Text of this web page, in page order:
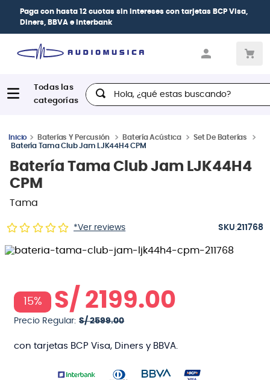
| Paga en cuotasdesde 0% de interéscon todas
las tarjetas de crédito
Hola, ¿qué estas buscando?
Baterías Y Percusión Batería Acústica
Set De Baterías
Batería Tama Club Jam LJK44H4 CPM
Batería Tama Club Jam LJK44H4
CPM
Tama
*Ver reviews :211768
15% S/ 2199.00
Precio Regular: S/ 2599.00
con tarjetas BCP Visa, Diners y BBVA.